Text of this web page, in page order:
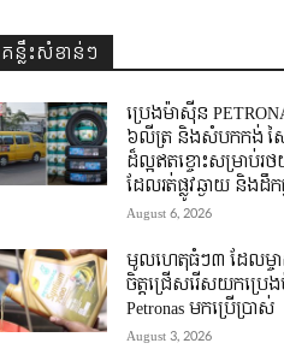
គន្លឹះសំខាន់ៗ
ប្រេងម៉ាស៊ីន
៦លីត្រ និងសំបកកង់ ស
ដ៏ល្អឥតខ្ចោះសម្រាប់រ
ដែលរត់ផ្លូវឆ្ងាយ និងដឹក
August 6, 2026
មូលហេតុធំៗ៣ ដែលម្ច
ចិត្តជ្រើសរើសយកប្រេ
Petronas មកប្រើប្រាស់
August 3, 2026